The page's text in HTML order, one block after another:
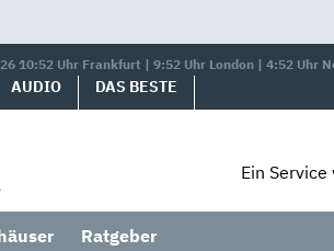
10:52 Uhr Frankfurt | 9:52 Uhr London | 4:52 Uhr
AUDIO DAS BESTE
Ein Service
Ratgeber